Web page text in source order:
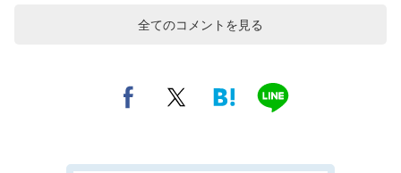
全てのコメントを見る